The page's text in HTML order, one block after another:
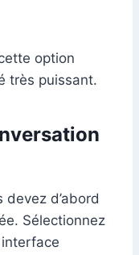
option
très puissant.
d’abord
Sélectionnez